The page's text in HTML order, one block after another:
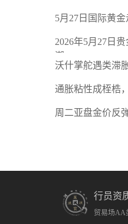
5月27日国际黄
2026年5月27日
潮
沃什掌舵遇类滞
通胀粘性成桎梏
周二亚盘金价反
行员资
贸易场AA